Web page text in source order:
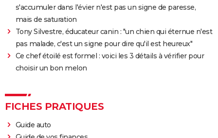
s'accumuler dans l'évier n'est pas un signe de paresse,
mais de saturation
Tony Silvestre, éducateur canin : "un chien qui éternue n'est
pas malade, c'est un signe pour dire qu'il est heureux"
Ce chef étoilé est formel : voici les 3 détails à vérifier pour
choisir un bon melon
FICHES PRATIQUES
Guide auto